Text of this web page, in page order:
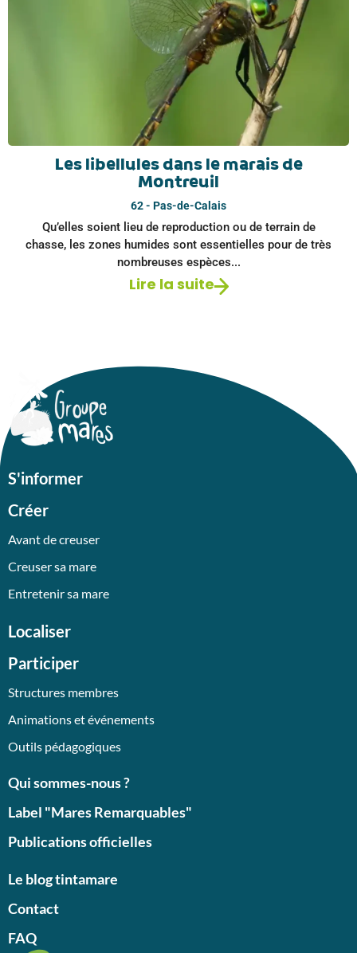
Les libellules dans le marais de
Montreuil
62 - Pas-de-Calais
Qu’elles soient lieu de reproduction ou de terrain de
chasse, les zones humides sont essentielles pour de très
nombreuses espèces...
Lire la suite
S'informer
Créer
Avant de creuser
Creuser sa mare
Entretenir sa mare
Localiser
Participer
Structures membres
Animations et événements
Outils pédagogiques
Qui sommes-nous ?
Label "Mares Remarquables"
Publications officielles
Le blog tintamare
Contact
FAQ